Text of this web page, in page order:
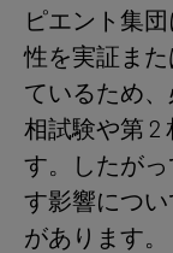
ピエント集
性を実証ま
ているため
相試験や第 2
す。したが
す影響につ
があります。